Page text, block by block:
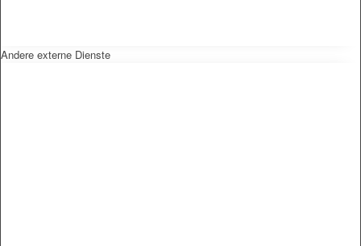
Andere externe Dienste